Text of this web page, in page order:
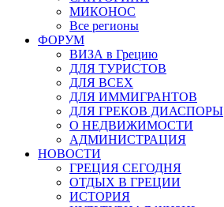
МИКОНОС
Все регионы
ФОРУМ
ВИЗА в Грецию
ДЛЯ ТУРИСТОВ
ДЛЯ ВСЕХ
ДЛЯ ИММИГРАНТОВ
ДЛЯ ГРЕКОВ ДИАСПОРЫ
О НЕДВИЖИМОСТИ
АДМИНИСТРАЦИЯ
НОВОСТИ
ГРЕЦИЯ СЕГОДНЯ
ОТДЫХ В ГРЕЦИИ
ИСТОРИЯ